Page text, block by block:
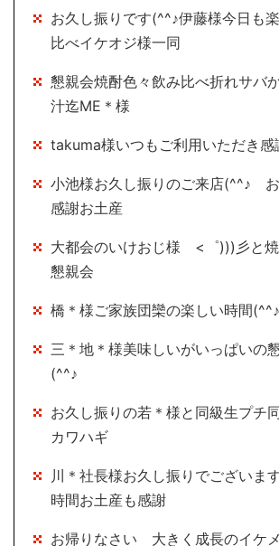
お久し振りです(^^♪伊藤様今日も
比べイケオジ様一同
懇親会焼酎色々飲み比べ折れサバ
汁迄ME＊様
takuma様いつもご利用いただき感
小池様お久し振りのご来店(^^♪
感謝お土産
大都会のいけおじ様 <゜)))彡と
懇親会
橋＊様ご家族団欒の楽しい時間
三＊地＊様美味しいがいっぱいの
(^^♪
お久し振りの若＊様と同級生プチ
カワハギ
川＊社長様お久し振りでござい
時間お土産も感謝
お帰りなさい 大きく成長のイケ